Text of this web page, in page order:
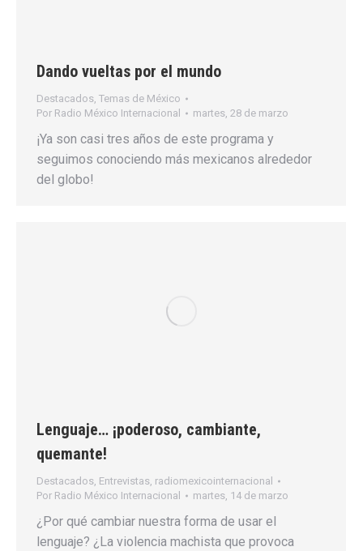
Dando vueltas por el mundo
Destacados Temas de México
Por Radio México Internacional martes, 28 de marzo
¡Ya son casi tres años de este programa y
seguimos conociendo más mexicanos alrededor
del globo!
Lenguaje… ¡poderoso, cambiante,
quemante!
Destacados, Entrevistas, radiomexicointernacional
Por Radio México Internacional martes, 14 de marzo
¿Por qué cambiar nuestra forma de usar el
lenguaje? ¿La violencia machista que provoca